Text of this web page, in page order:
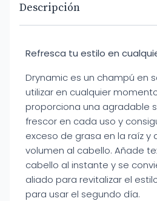
Descripción
Refresca tu estilo en
Drynamic es un champú en
utilizar en cualquier
proporciona una agradable
frescor en cada uso y
exceso de grasa en la raíz y
volumen al cabello. Añade
cabello al instante y se
aliado para revitalizar el
para usar el segundo día.